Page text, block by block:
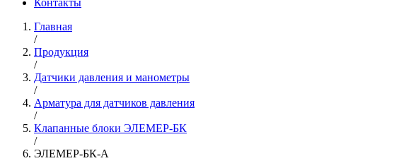
Контакты
Главная
/
Продукция
/
Датчики давления и манометры
/
Арматура для датчиков давления
/
Клапанные блоки ЭЛЕМЕР-БК
/
ЭЛЕМЕР-БК-А